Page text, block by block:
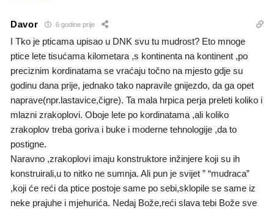
Davor 6 godine prije
I Tko je pticama upisao u DNK svu tu mudrost? Eto mnoge
ptice lete tisućama kilometara ,s kontinenta na kontinent ,po
preciznim kordinatama se vraćaju točno na mjesto gdje su
godinu dana prije, jednako tako napravile gnijezdo, da ga opet
naprave(npr.lastavice,čigre). Ta mala hrpica perja preleti koliko i
mlazni zrakoplovi. Oboje lete po kordinatama ,ali koliko
zrakoplov treba goriva i buke i moderne tehnologije ,da to
postigne.
Naravno ,zrakoplovi imaju konstruktore inžinjere koji su ih
konstruirali,u to nitko ne sumnja. Ali pun je svijet ” “mudraca”
,koji će reći da ptice postoje same po sebi,sklopile se same iz
neke prajuhe i mjehurića. Nedaj Bože,reći slava tebi Bože sve